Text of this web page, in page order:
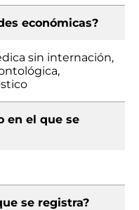
económicas?
sin internación,
en el que se
se registra?